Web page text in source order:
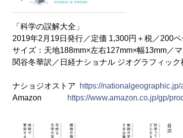
「科学の誤解大全」
2019年2月19日発行／定価 1,300円＋税／200
サイズ：天地188mm×左右127mm×幅13mm／
関谷冬華訳／日経ナショナル ジオグラフィック
ナショジオストア
https://
Amazon
https://www.amazon.co.jp/gp/